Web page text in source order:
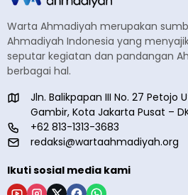
Warta Ahmadiyah merupakan
Ahmadiyah Indonesia yang
seputar kegiatan dan pandangan
berbagai hal.
Jln. Balikpapan III No. 27 Petojo
Gambir, Kota Jakarta Pusat –
+62 813-1313-3683
redaksi@wartaahmadiyah.org
Ikuti sosial media kami